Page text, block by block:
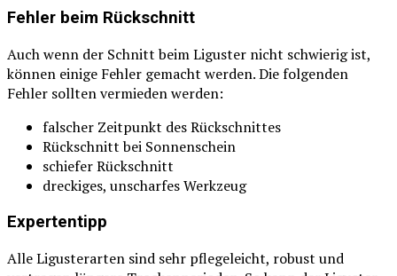
Fehler beim Rückschnitt
Auch wenn der Schnitt beim Liguster nicht schwierig ist,
können einige Fehler gemacht werden. Die folgenden
Fehler sollten vermieden werden:
falscher Zeitpunkt des Rückschnittes
Rückschnitt bei Sonnenschein
schiefer Rückschnitt
dreckiges, unscharfes Werkzeug
Expertentipp
Alle Ligusterarten sind sehr pflegeleicht, robust und